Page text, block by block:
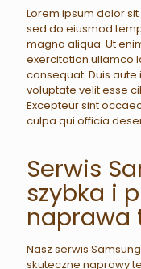
Lorem ipsum dolor
sed do eiusmod
magna aliqua. Ut
exercitation ullamco
consequat. Duis
voluptate velit esse
Excepteur sint
culpa qui officia
Serwis
szybka i
naprawa
Nasz serwis
skuteczne naprawy